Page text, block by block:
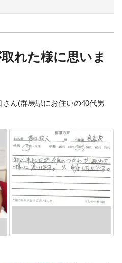
れた様に思いま
ん(群馬県にお住いの40代男